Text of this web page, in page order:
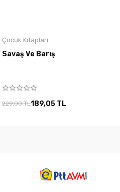
Çocuk Kitapları
Savaş Ve Barış
229,00 TL189,05 TL